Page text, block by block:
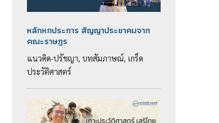
หลักหกประการ สัญญาประชาคมจาก
คณะราษฎร
แนวคิด-ปรัชญา, บทสัมภาษณ์, เกร็ด
ประวัติศาสตร์